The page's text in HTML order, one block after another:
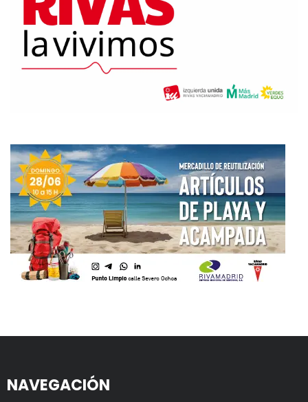
NAVEGACIÓN